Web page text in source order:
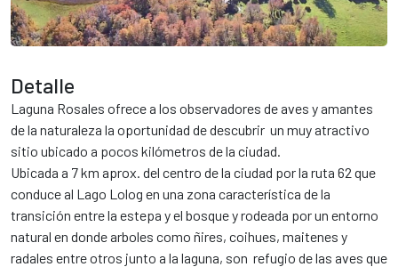
Detalle
Laguna Rosales ofrece a los observadores de aves y amantes
de la naturaleza la oportunidad de descubrir un muy atractivo
sitio ubicado a pocos kilómetros de la ciudad.
Ubicada a 7 km aprox. del centro de la ciudad por la ruta 62 que
conduce al Lago Lolog en una zona característica de la
transición entre la estepa y el bosque y rodeada por un entorno
natural en donde arboles como ñires, coihues, maitenes y
radales entre otros junto a la laguna, son refugio de las aves que